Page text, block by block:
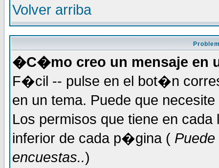
Volver arriba
�C�mo creo un mensaje en
F�cil -- pulse en el bot�n
en un tema. Puede que
Los permisos que tiene en
inferior de cada p�gina (
encuestas..)